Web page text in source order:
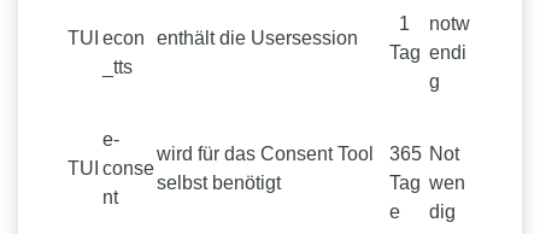
TUI econ
_tts
enthält die Usersession
1
Tag
notw
endi
g
TUI
e-
conse
nt
wird für das Consent Tool
selbst benötigt
365
Tag
e
Not
wen
dig